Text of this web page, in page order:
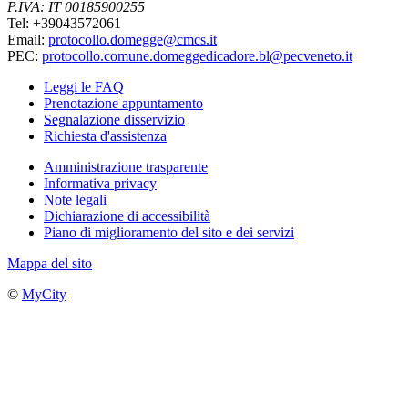
P.IVA: IT 00185900255
Tel: +39043572061
Email: protocollo.domegge@cmcs.it
PEC: protocollo.comune.domeggedicadore.bl@pecveneto.it
Leggi le FAQ
Prenotazione appuntamento
Segnalazione disservizio
Richiesta d'assistenza
Amministrazione trasparente
Informativa privacy
Note legali
Dichiarazione di accessibilità
Piano di miglioramento del sito e dei servizi
Mappa del sito
© MyCity